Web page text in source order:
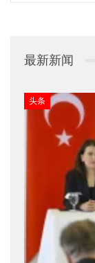
最新新闻
头条